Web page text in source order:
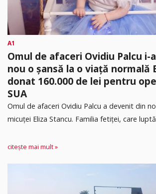
A1
Omul de afaceri Ovidiu Palcu
nou o șansă la o viață normală
donat 160.000 de lei pentru
SUA
Omul de afaceri Ovidiu Palcu a devenit din
micuței Eliza Stancu. Familia fetiței, care
citește mai mult »